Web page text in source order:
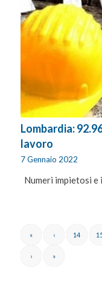
Lombardia:
lavoro
7 Gennaio 2022
Numeri impietosi
« ‹ 14
› »